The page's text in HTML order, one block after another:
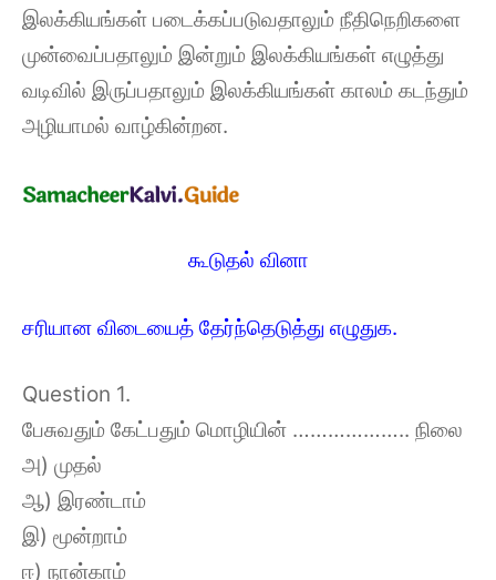
இலக்கியங்கள் படைக்கப்படுவதாலும் நீதிநெறிகளை
முன்வைப்பதாலும் இன்றும் இலக்கியங்கள் எழுத்து
வடிவில் இருப்பதாலும் இலக்கியங்கள் காலம் கடந்தும்
அழியாமல் வாழ்கின்றன.
கூடுதல் வினா
சரியான விடையைத் தேர்ந்தெடுத்து எழுதுக.
Question 1.
பேசுவதும் கேட்பதும் மொழியின் ……………….. நிலை
அ) முதல்
ஆ) இரண்டாம்
இ) மூன்றாம்
ஈ) நான்காம்